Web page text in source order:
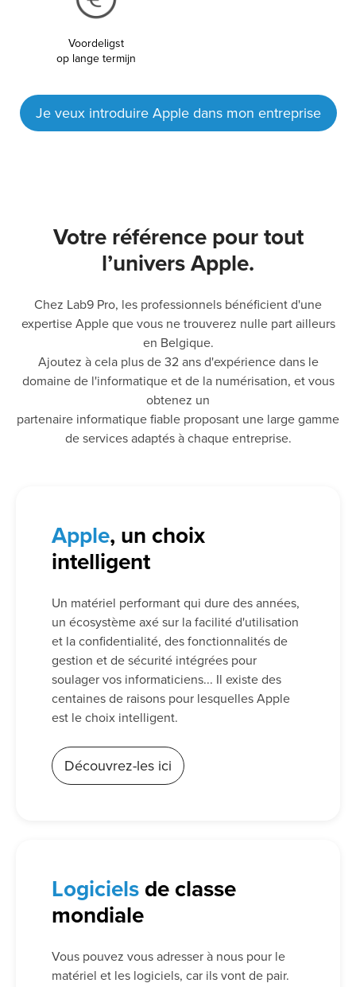
Voordeligst
op lange termijn
Je veux introduire Apple dans mon entreprise
Votre référence pour tout
l’univers Apple.
Chez Lab9 Pro, les professionnels bénéficient d'une
expertise Apple que vous ne trouverez nulle part ailleurs
en Belgique.
Ajoutez à cela plus de 32 ans d'expérience dans le
domaine de l'informatique et de la numérisation, et vous
obtenez un
partenaire informatique fiable proposant une large gamme
de services adaptés à chaque entreprise.
Apple, un choix
intelligent
Un matériel performant qui dure des années,
un écosystème axé sur la facilité d'utilisation
et la confidentialité, des fonctionnalités de
gestion et de sécurité intégrées pour
soulager vos informaticiens... Il existe des
centaines de raisons pour lesquelles Apple
est le choix intelligent.
Découvrez-les ici
Logicielsde classe
mondiale
Vous pouvez vous adresser à nous pour le
matériel et les logiciels, car ils vont de pair.